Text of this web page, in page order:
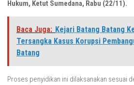
Hukum, Ketut Sumedana, Rabu (22/11).
Baca Juga: Kejari Batang Batang
Tersangka Kasus Korupsi
Batang
Proses penyidikan ini dilaksanakan sesuai